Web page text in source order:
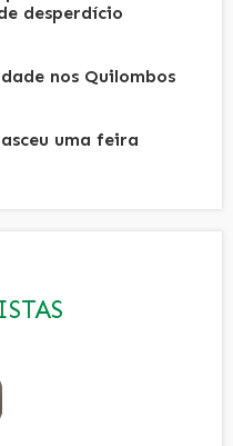
desperdício
nos Quilombos
uma feira